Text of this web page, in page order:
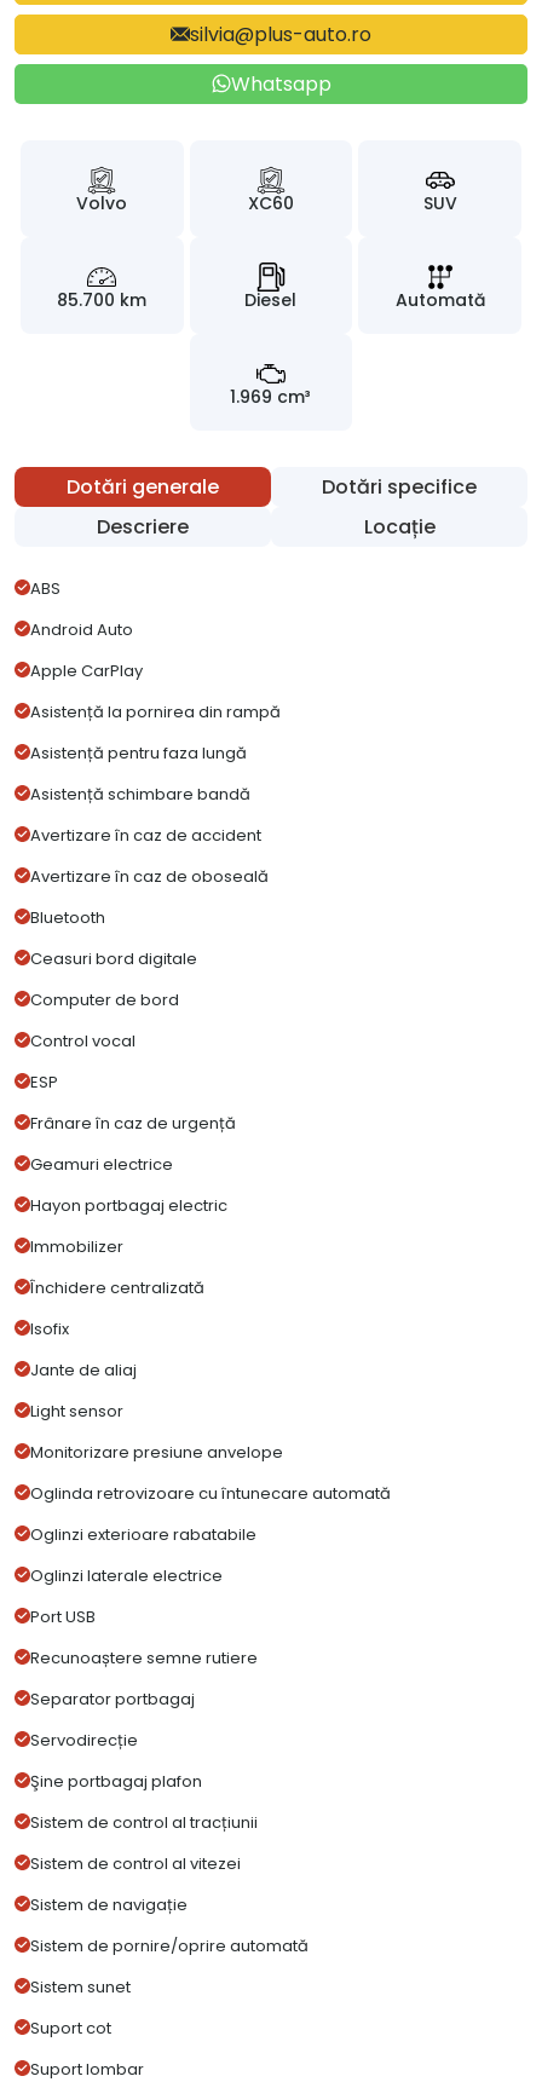
silvia@plus-auto.ro
Whatsapp
Volvo XC60 SUV
85.700 km Diesel Automată
1.969 cm³
Dotări generale
Dotări specifice
Descriere
Locație
ABS
Android Auto
Apple CarPlay
Asistență la pornirea din rampă
Asistență pentru faza lungă
Asistență schimbare bandă
Avertizare în caz de accident
Avertizare în caz de oboseală
Bluetooth
Ceasuri bord digitale
Computer de bord
Control vocal
ESP
Frânare în caz de urgență
Geamuri electrice
Hayon portbagaj electric
Immobilizer
Închidere centralizată
Isofix
Jante de aliaj
Light sensor
Monitorizare presiune anvelope
Oglinda retrovizoare cu întunecare automată
Oglinzi exterioare rabatabile
Oglinzi laterale electrice
Port USB
Recunoaștere semne rutiere
Separator portbagaj
Servodirecție
Şine portbagaj plafon
Sistem de control al tracțiunii
Sistem de control al vitezei
Sistem de navigație
Sistem de pornire/oprire automată
Sistem sunet
Suport cot
Suport lombar